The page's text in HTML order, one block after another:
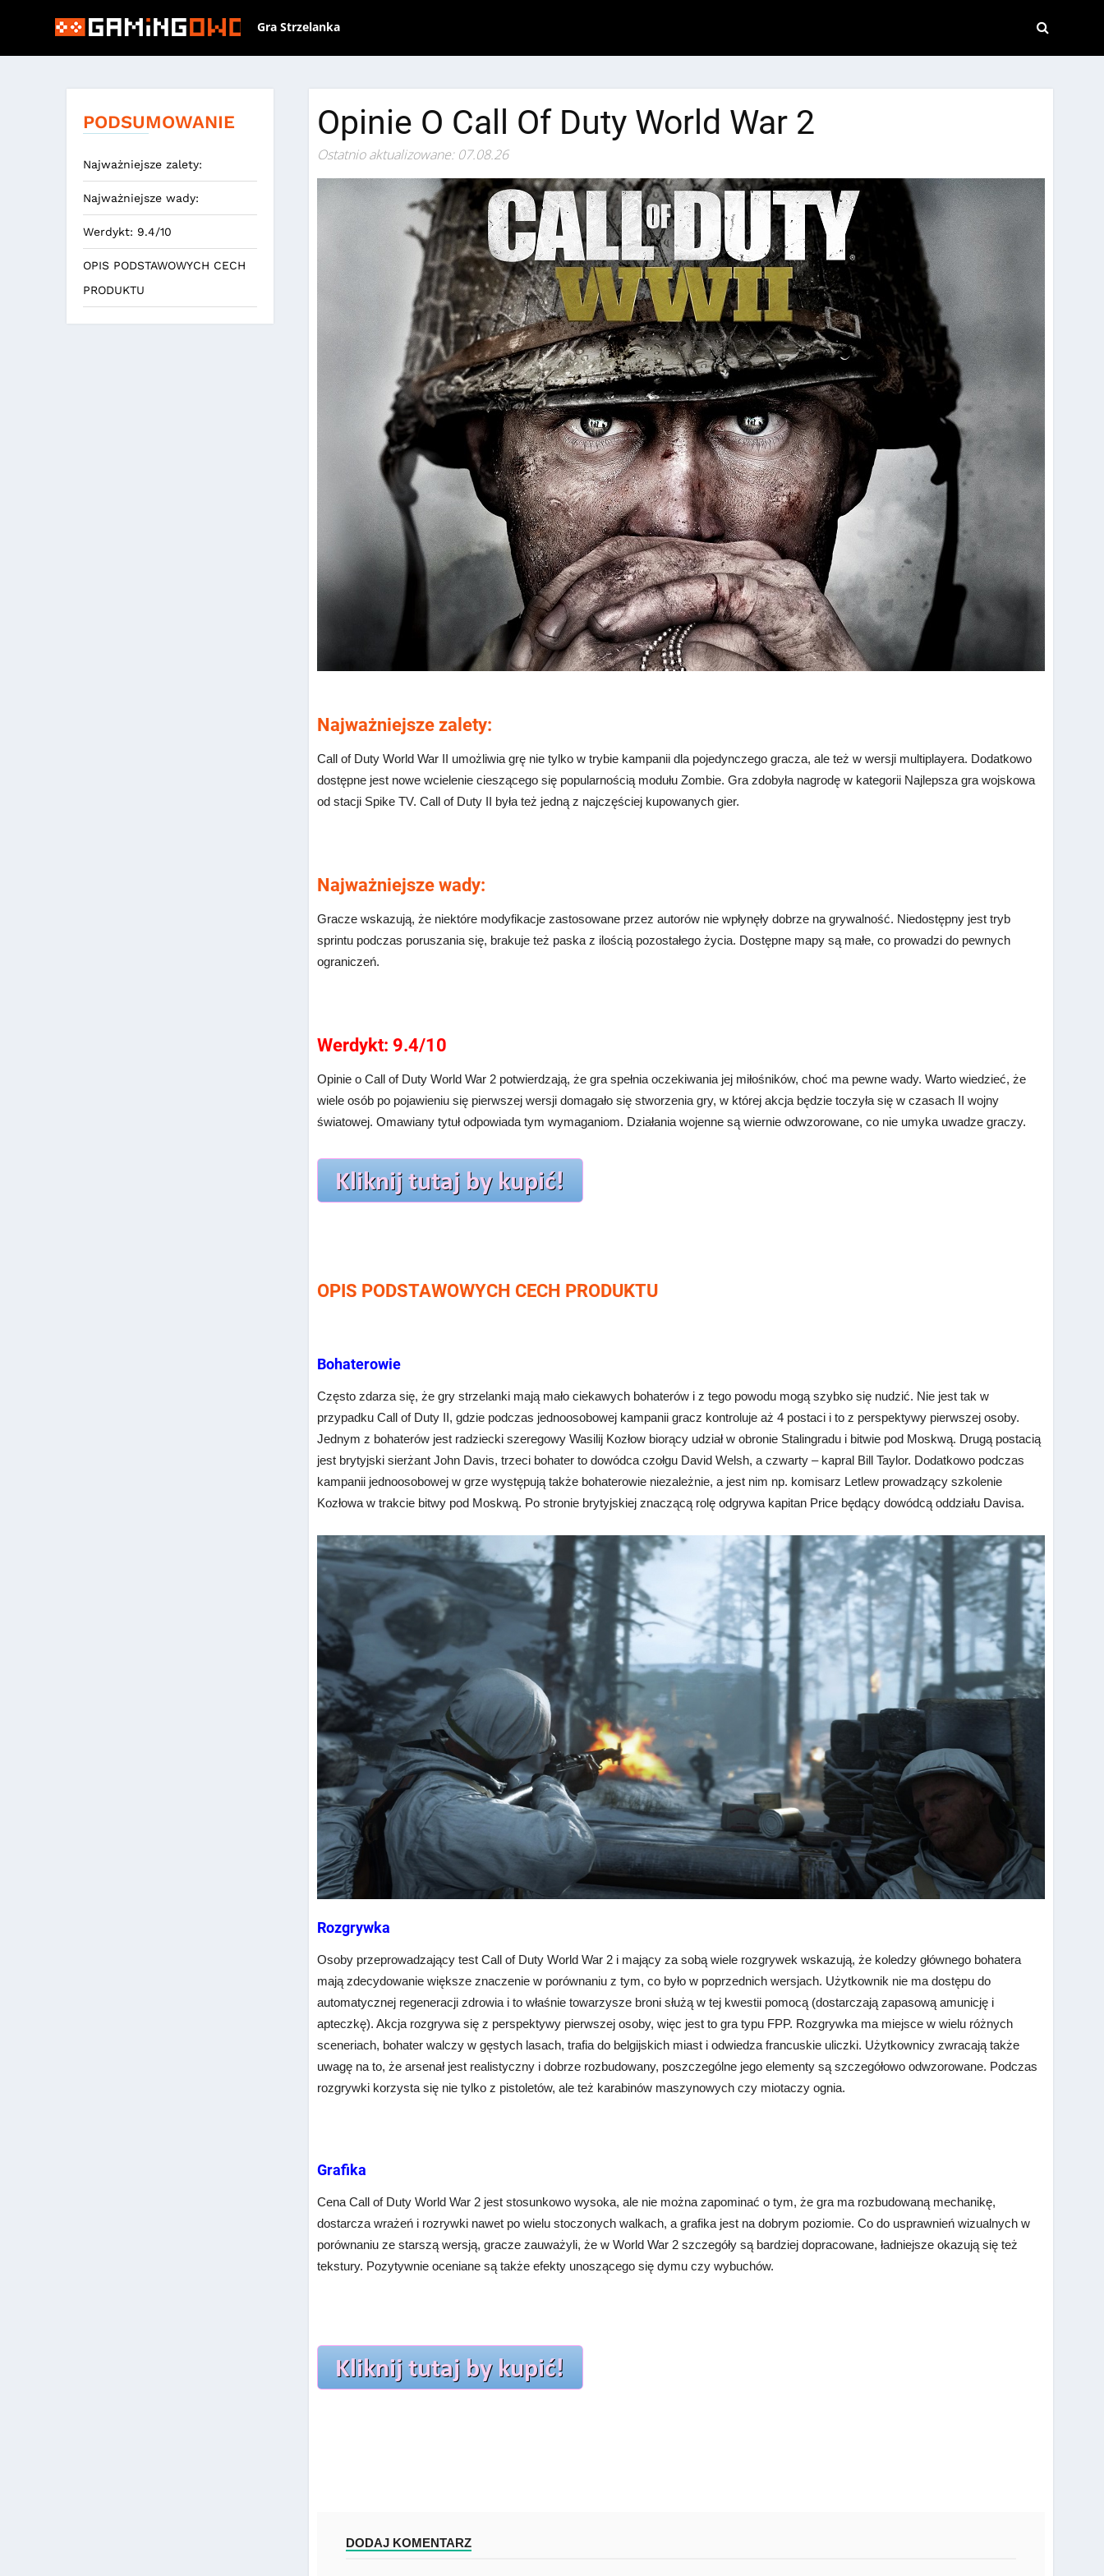
Gra Strzelanka
PODSUMOWANIE
Najważniejsze zalety:
Najważniejsze wady:
Werdykt: 9.4/10
OPIS PODSTAWOWYCH CECH
PRODUKTU
Opinie O Call Of Duty World War 2
Ostatnio aktualizowane: 07.08.26
Najważniejsze zalety:
Call of Duty World War II umożliwia grę nie tylko w trybie kampanii dla pojedynczego gracza, ale też w wersji multiplayera. Dodatkowo
dostępne jest nowe wcielenie cieszącego się popularnością modułu Zombie. Gra zdobyła nagrodę w kategorii Najlepsza gra wojskowa
od stacji Spike TV. Call of Duty II była też jedną z najczęściej kupowanych gier.
Najważniejsze wady:
Gracze wskazują, że niektóre modyfikacje zastosowane przez autorów nie wpłynęły dobrze na grywalność. Niedostępny jest tryb
sprintu podczas poruszania się, brakuje też paska z ilością pozostałego życia. Dostępne mapy są małe, co prowadzi do pewnych
ograniczeń.
Werdykt: 9.4/10
Opinie o Call of Duty World War 2 potwierdzają, że gra spełnia oczekiwania jej miłośników, choć ma pewne wady. Warto wiedzieć, że
wiele osób po pojawieniu się pierwszej wersji domagało się stworzenia gry, w której akcja będzie toczyła się w czasach II wojny
światowej. Omawiany tytuł odpowiada tym wymaganiom. Działania wojenne są wiernie odwzorowane, co nie umyka uwadze graczy.
OPIS PODSTAWOWYCH CECH PRODUKTU
Bohaterowie
Często zdarza się, żegry strzelanki mają mało ciekawych bohaterów i z tego powodu mogą szybko się nudzić. Nie jest tak w
przypadku Call of Duty II, gdzie podczas jednoosobowej kampanii gracz kontroluje aż 4 postaci i to z perspektywy pierwszej osoby.
Jednym z bohaterów jest radziecki szeregowy Wasilij Kozłow biorący udział w obronie Stalingradu i bitwie pod Moskwą. Drugą postacią
jest brytyjski sierżant John Davis, trzeci bohater to dowódca czołgu David Welsh, a czwarty – kapral Bill Taylor. Dodatkowo podczas
kampanii jednoosobowej w grze występują także bohaterowie niezależnie, a jest nim np. komisarz Letlew prowadzący szkolenie
Kozłowa w trakcie bitwy pod Moskwą. Po stronie brytyjskiej znaczącą rolę odgrywa kapitan Price będący dowódcą oddziału Davisa.
Rozgrywka
Osoby przeprowadzającytest Call of Duty World War 2 i mający za sobą wiele rozgrywek wskazują, że koledzy głównego bohatera
mają zdecydowanie większe znaczenie w porównaniu z tym, co było w poprzednich wersjach. Użytkownik nie ma dostępu do
automatycznej regeneracji zdrowia i to właśnie towarzysze broni służą w tej kwestii pomocą (dostarczają zapasową amunicję i
apteczkę). Akcja rozgrywa się z perspektywy pierwszej osoby, więc jest to gra typu FPP. Rozgrywka ma miejsce w wielu różnych
sceneriach, bohater walczy w gęstych lasach, trafia do belgijskich miast i odwiedza francuskie uliczki. Użytkownicy zwracają także
uwagę na to, że arsenał jest realistyczny i dobrze rozbudowany, poszczególne jego elementy są szczegółowo odwzorowane. Podczas
rozgrywki korzysta się nie tylko z pistoletów, ale też karabinów maszynowych czy miotaczy ognia.
Grafika
Cena Call of Duty World War 2 jest stosunkowo wysoka, ale nie można zapominać o tym, że gra ma rozbudowaną mechanikę,
dostarcza wrażeń i rozrywki nawet po wielu stoczonych walkach, a grafika jest na dobrym poziomie. Co do usprawnień wizualnych w
porównaniu ze starszą wersją, gracze zauważyli, że w World War 2 szczegóły są bardziej dopracowane, ładniejsze okazują się też
tekstury. Pozytywnie oceniane są także efekty unoszącego się dymu czy wybuchów.
DODAJ KOMENTARZ